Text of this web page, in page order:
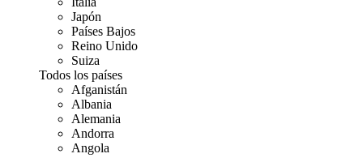
Japón
Países Bajos
Reino Unido
Suiza
Todos los países
Afganistán
Albania
Alemania
Andorra
Angola